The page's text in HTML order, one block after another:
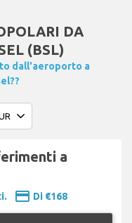
DA
(BSL)
dall'aeroporto a
a
payment Di €168